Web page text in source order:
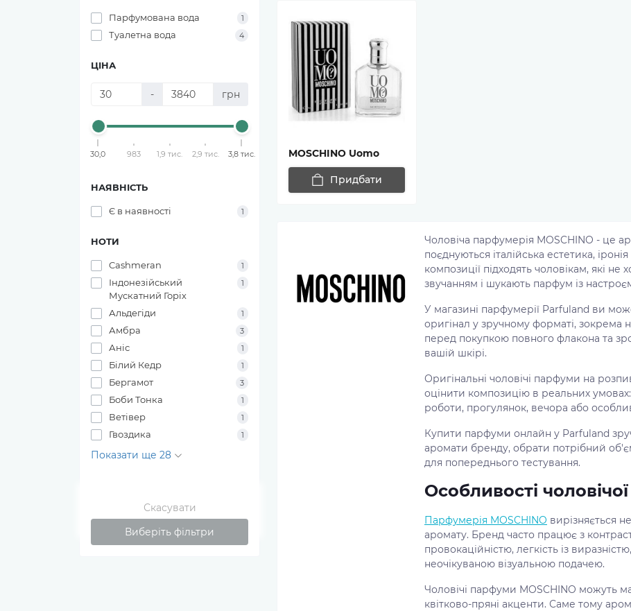
Парфумована вода 1
Туалетна вода 4
ЦІНА
- грн
30,0 983 1,9 тис. 2,9 тис. 3,8 тис.
НАЯВНІСТЬ
Є в наявності 1
НОТИ
Cashmeran 1
Індонезійський
Мускатний Горіх
1
Альдегіди 1
Амбра 3
Аніс 1
Білий Кедр 1
Бергамот 3
Боби Тонка 1
Ветівер 1
Гвоздика 1
Показати ще 28
Скасувати
Виберіть фільтри
MOSCHINO Uomo
Придбати
Чоловіча парфумерія MOSCHINO - це
поєднуються італійська естетика,
композиції підходять чоловікам, які
звучанням і шукають парфум із
У магазині парфумерії Parfuland ви
оригінал у зручному форматі, зокрема
перед покупкою повного флакона та
вашій шкірі.
Оригінальні чоловічі парфуми на
оцінити композицію в реальних
роботи, прогулянок, вечора або
Купити парфуми онлайн у Parfuland
аромати бренду, обрати потрібний
для попереднього тестування.
Особливості
Парфумерія MOSCHINO вирізняється
аромату. Бренд часто працює з
провокаційністю, легкість із
неочікуваною візуальною подачею.
Чоловічі парфуми MOSCHINO можуть
квітково-пряні акценти. Саме тому